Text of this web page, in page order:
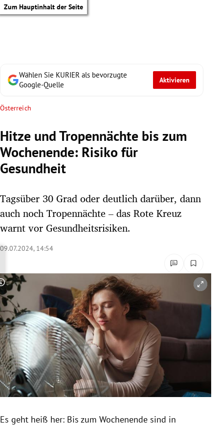
Zum Hauptinhalt der Seite
Untermenü
Untermenü
Untermenü
Untermenü
Untermenü
Untermenü
Untermenü
Untermenü
Untermenü
Untermenü
Wählen Sie KURIER als bevorzugte
Google-Quelle
Aktivieren
Österreich
Hitze und Tropennächte bis zum
Wochenende: Risiko für
Gesundheit
Tagsüber 30 Grad oder deutlich darüber, dann
auch noch Tropennächte – das Rote Kreuz
warnt vor Gesundheitsrisiken.
09.07.2024, 14:54
Copyright-Hinweis öffnen/schließen
Es geht heiß her: Bis zum Wochenende sind in